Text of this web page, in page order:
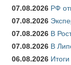
07.08.2026 РФ
07.08.2026
07.08.2026 В
07.08.2026 В
06.08.2026